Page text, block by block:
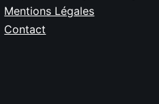
Mentions Légales
Contact